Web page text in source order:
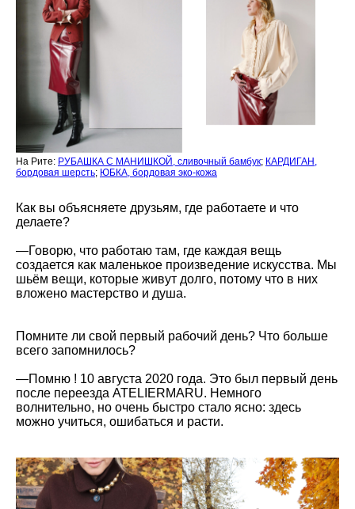
На Рите: РУБАШКА С МАНИШКОЙ, сливочный бамбук; КАРДИГАН,
бордовая шерсть; ЮБКА, бордовая эко-кожа
Как вы объясняете друзьям, где работаете и что
делаете?
—Говорю, что работаю там, где каждая вещь
создается как маленькое произведение искусства. Мы
шьём вещи, которые живут долго, потому что в них
вложено мастерство и душа.
Помните ли свой первый рабочий день? Что больше
всего запомнилось?
—Помню ! 10 августа 2020 года. Это был первый день
после переезда ATELIERMARU. Немного
волнительно, но очень быстро стало ясно: здесь
можно учиться, ошибаться и расти.